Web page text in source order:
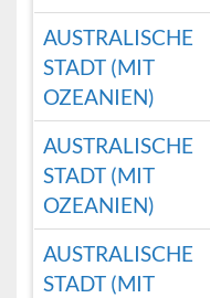
AUSTRALISCHE
STADT (MIT
OZEANIEN)
AUSTRALISCHE
STADT (MIT
OZEANIEN)
AUSTRALISCHE
STADT (MIT